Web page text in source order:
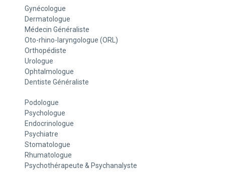
Gynécologue
Dermatologue
Médecin Généraliste
Oto-rhino-laryngologue (ORL)
Orthopédiste
Urologue
Ophtalmologue
Dentiste Généraliste
Podologue
Psychologue
Endocrinologue
Psychiatre
Stomatologue
Rhumatologue
Psychothérapeute & Psychanalyste